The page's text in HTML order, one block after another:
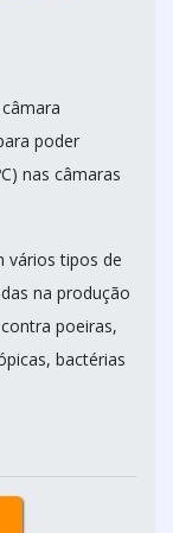
poder
nas câmaras
vários tipos de
na produção
poeiras,
bactérias